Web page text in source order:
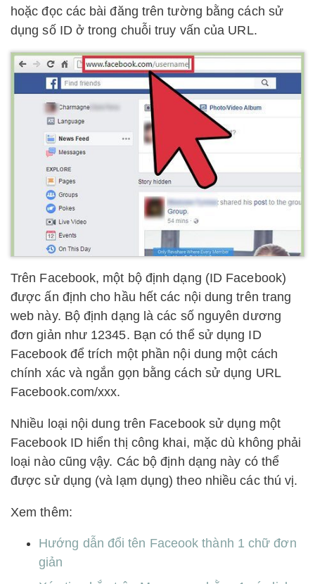
hoặc đọc các bài đăng trên tường bằng cách sử
dụng số ID ở trong chuỗi truy vấn của URL.
Trên Facebook, một bộ định dạng (ID Facebook)
được ấn định cho hầu hết các nội dung trên trang
web này. Bộ định dạng là các số nguyên dương
đơn giản như 12345. Bạn có thể sử dụng ID
Facebook để trích một phần nội dung một cách
chính xác và ngắn gọn bằng cách sử dụng URL
Facebook.com/xxx.
Nhiều loại nội dung trên Facebook sử dụng một
Facebook ID hiển thị công khai, mặc dù không phải
loại nào cũng vậy. Các bộ định dạng này có thể
được sử dụng (và lạm dụng) theo nhiều các thú vị.
Xem thêm:
Hướng dẫn đổi tên Faceook thành 1 chữ đơn
giản